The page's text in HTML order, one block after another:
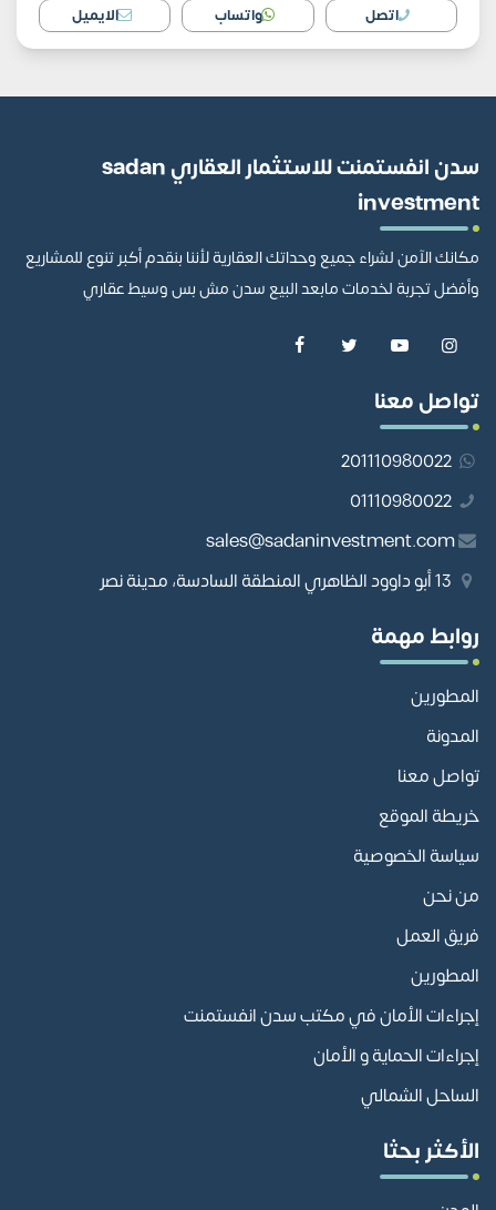
اتصل واتساب الايميل
سدن انفستمنت للاستثمار العقاري sadan
investment
مكانك الآمن لشراء جميع وحداتك العقارية لأننا بنقدم أكبر تنوع للمشاريع
وأفضل تجربة لخدمات مابعد البيع سدن مش بس وسيط عقاري
تواصل معنا
201110980022
01110980022
sales@sadaninvestment.com
روابط مهمة
المطورين
المدونة
تواصل معنا
خريطة الموقع
سياسة الخصوصية
من نحن
فريق العمل
المطورين
إجراءات الأمان في مكتب سدن انفستمنت
إجراءات الحماية و الأمان
الساحل الشمالي
الأكثر بحثا